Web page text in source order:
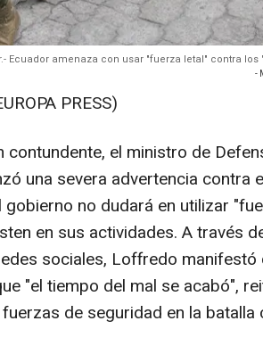
Ecuador amenaza con usar "fuerza letal" contra
-
PRESS)
contundente, el ministro de
una severa advertencia contra
no dudará en utilizar
en sus actividades. A través
sociales, Loffredo manifestó
"el tiempo del mal se acabó",
de seguridad en la